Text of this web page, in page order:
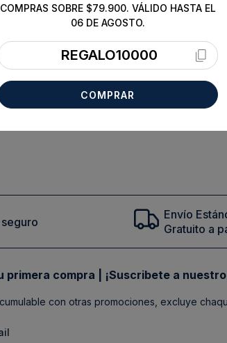
COMPRAS SOBRE $79.900. VÁLIDO HASTA EL
06 DE AGOSTO.
REGALO10000
COMPRAR